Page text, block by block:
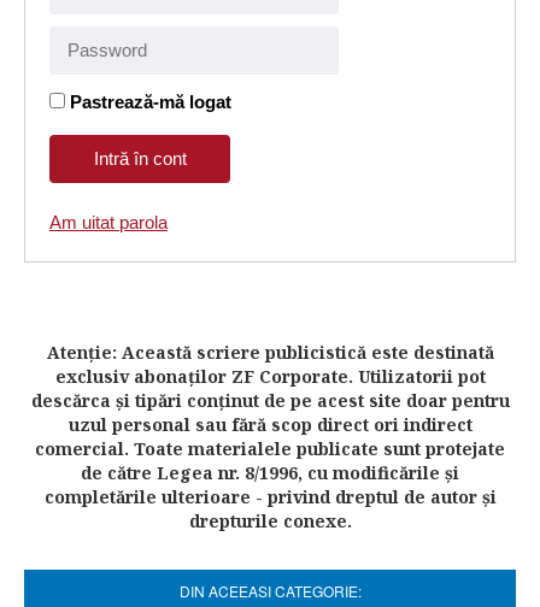
Pastrează-mă logat
Am uitat parola
Atenţie: Această scriere publicistică este destinată
exclusiv abonaţilor ZF Corporate. Utilizatorii pot
descărca şi tipări conţinut de pe acest site doar pentru
uzul personal sau fără scop direct ori indirect
comercial. Toate materialele publicate sunt protejate
de către Legea nr. 8/1996, cu modificările şi
completările ulterioare - privind dreptul de autor şi
drepturile conexe.
DIN ACEEASI CATEGORIE: